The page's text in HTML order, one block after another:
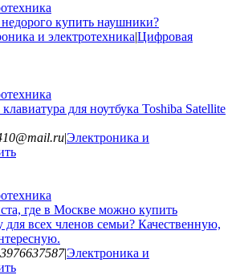
купить наушники?
и электротехника|Цифровая
для ноутбука Toshiba Satellite
|Электроника и
где в Москве можно купить
всех членов семьи? Качественную,
|Электроника и